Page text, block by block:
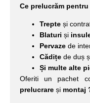
Ce prelucrăm
Trepte și
Blaturi și
Pervaze de
Cădițe de duș
Și multe alte
Oferiti un pachet
prelucrare și montaj